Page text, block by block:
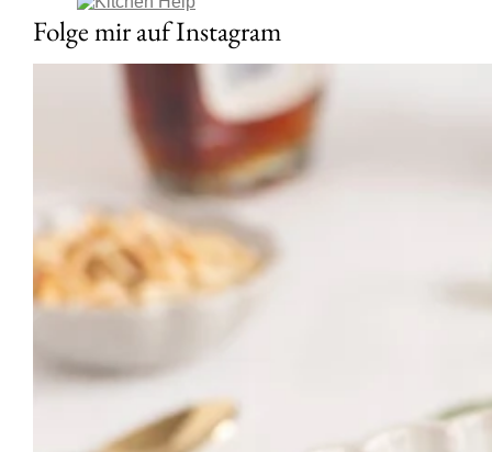
Folge mir auf Instagram